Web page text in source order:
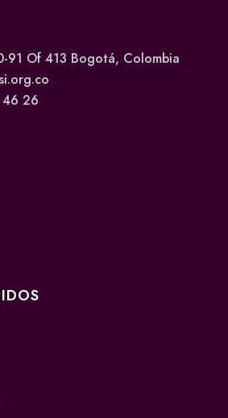
91 Of 413 Bogotá, Colombia
46 26